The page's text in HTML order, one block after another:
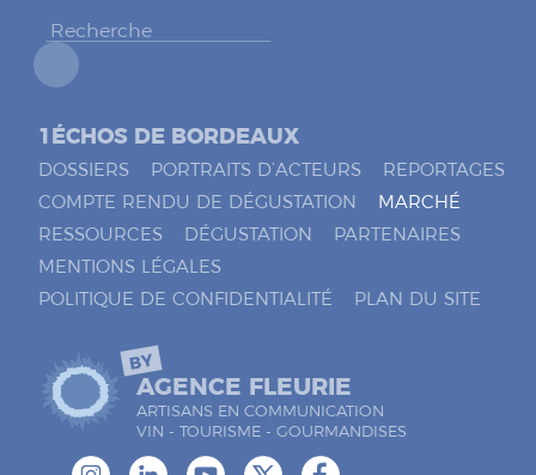
1ÉCHOS DE BORDEAUX
DOSSIERS PORTRAITS D’ACTEURS
REPORTAGES
COMPTE RENDU DE DÉGUSTATION
MARCHÉ
RESSOURCES
DÉGUSTATION
PARTENAIRES
MENTIONS LÉGALES
POLITIQUE DE CONFIDENTIALITÉ
PLAN DU SITE
BY
AGENCE FLEURIE
ARTISANS EN COMMUNICATION
VIN - TOURISME - GOURMANDISES